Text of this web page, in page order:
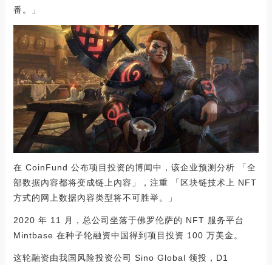
番。」
在 CoinFund 公布项目投资的博闻中，该企业预测分析 「全
部数据內容都将变成链上內容」，注重 「区块链技术上 NFT
方式的网上数据內容类型将不可胜举。」
2020 年 11 月，总公司坐落于佛罗伦萨的 NFT 服务平台
Mintbase 在种子轮融资中国得到项目投资 100 万美金。
这轮融资由我国风险投资公司 Sino Global 领投，D1